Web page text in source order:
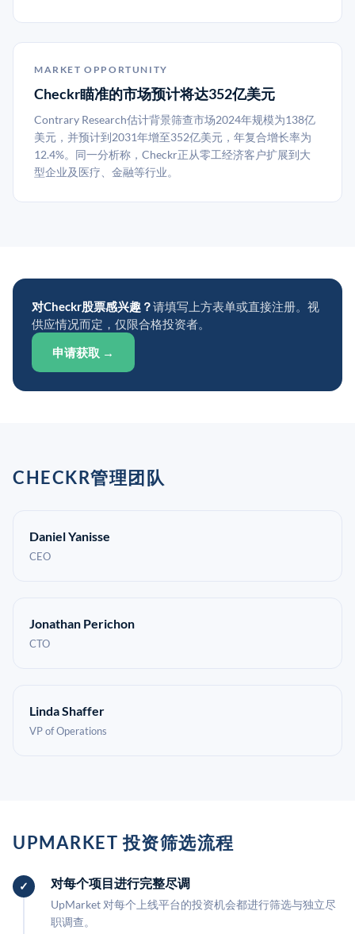
MARKET OPPORTUNITY
Checkr瞄准的市场预计将达352亿美元
Contrary Research估计背景筛查市场2024年规模为138亿
美元，并预计到2031年增至352亿美元，年复合增长率为
12.4%。同一分析称，Checkr正从零工经济客户扩展到大
型企业及医疗、金融等行业。
对Checkr股票感兴趣？请填写上方表单或直接注册。视
供应情况而定，仅限合格投资者。
申请获取 →
CHECKR管理团队
Daniel Yanisse
CEO
Jonathan Perichon
CTO
Linda Shaffer
VP of Operations
UPMARKET 投资筛选流程
对每个项目进行完整尽调
UpMarket 对每个上线平台的投资机会都进行筛选与独立尽
职调查。